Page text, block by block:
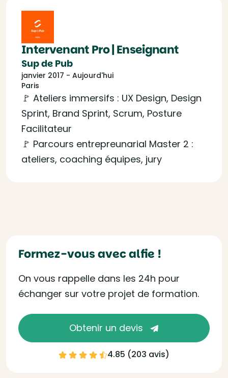
Intervenant Pro | Enseignant
Sup de Pub
janvier 2017 - Aujourd'hui
Paris
🚩 Ateliers immersifs : UX Design, Design
Sprint, Brand Sprint, Scrum, Posture
Facilitateur
🚩 Parcours entrepreunarial Master 2 :
ateliers, coaching équipes, jury
Formez-vous avec alfie !
On vous rappelle dans les 24h pour
échanger sur votre projet de formation.
Obtenir un devis
4.85 (203 avis)